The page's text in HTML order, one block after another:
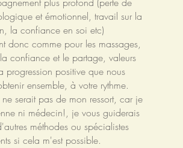
plus profond (perte de
et émotionnel, travail sur la
la confiance en soi etc)
donc comme pour les massages,
confiance et le partage, valeurs
progression positive que nous
ensemble, à votre rythme.
serait pas de mon ressort, car je
ni médecin!, je vous guiderais
méthodes ou spécialistes
si cela m'est possible.